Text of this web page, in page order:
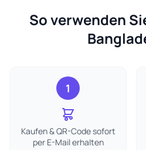
So verwenden
1
Kaufen & QR-Code sofort
per E-Mail erhalten